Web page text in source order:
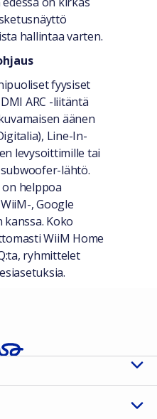
hallintaa varten.
fyysiset
ARC -liitäntä
äänen
Line-In-
levysoittimille tai
lähtö.
helppoa
, Google
Koko
WiiM Home
ryhmittelet